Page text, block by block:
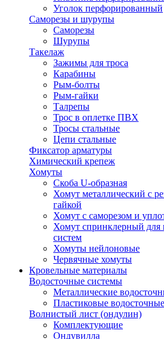
Уголок перфорированный
Саморезы и шурупы
Саморезы
Шурупы
Такелаж
Зажимы для троса
Карабины
Рым-болты
Рым-гайки
Талрепы
Трос в оплетке ПВХ
Тросы стальные
Цепи стальные
Фиксатор арматуры
Химический крепеж
Хомуты
Скоба U-образная
Хомут металлический с
гайкой
Хомут с саморезом и
Хомут спринклерный
систем
Хомуты нейлоновые
Червячные хомуты
Кровельные материалы
Водосточные системы
Металлические
Пластиковые
Волнистый лист (ондулин)
Комплектующие
Ондувилла